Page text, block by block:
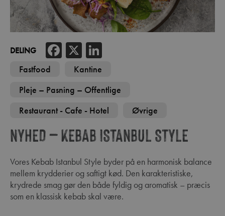
Fastfood
Kantine
Pleje – Pasning – Offentlige
Restaurant - Cafe - Hotel
Øvrige
DELING Facebook
X
NYHED – KEBAB ISTANBUL STYLE
Vores Kebab Istanbul Style byder på en harmonisk balance
mellem krydderier og saftigt kød. Den karakteristiske,
krydrede smag gør den både fyldig og aromatisk – præcis
som en klassisk kebab skal være.